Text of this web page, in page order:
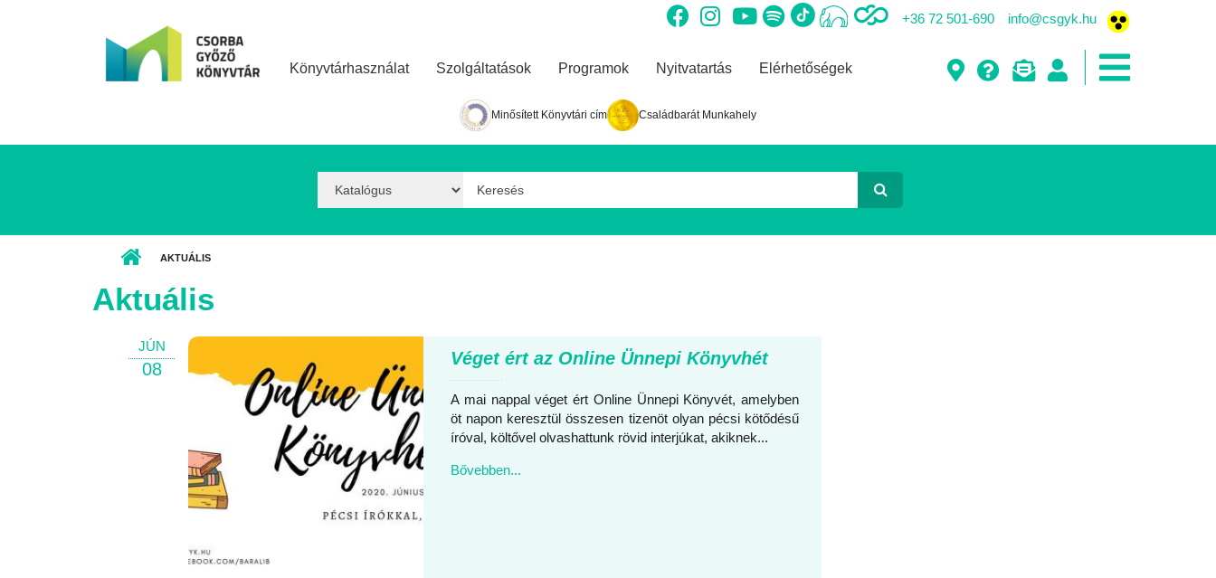
+36 72 501-690 info@csgyk.hu
Könyvtárhasználat Szolgáltatások Programok Nyitvatartás Elérhetőségek
Minősített Könyvtári cím Családbarát Munkahely
Option:
Keresés űrlap
AKTUÁLIS
Aktuális
JÚN
08
Véget ért az Online Ünnepi Könyvhét
A mai nappal véget ért Online Ünnepi Könyvét, amelyben
öt napon keresztül összesen tizenöt olyan pécsi kötődésű
íróval, költővel olvashattunk rövid interjúkat, akiknek...
Bővebben...